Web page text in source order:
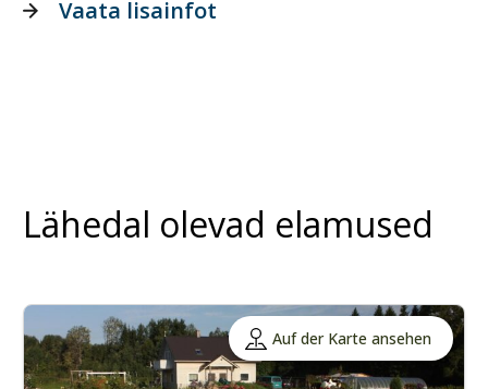
Vaata lisainfot
Lähedal olevad elamused
Auf der Karte ansehen